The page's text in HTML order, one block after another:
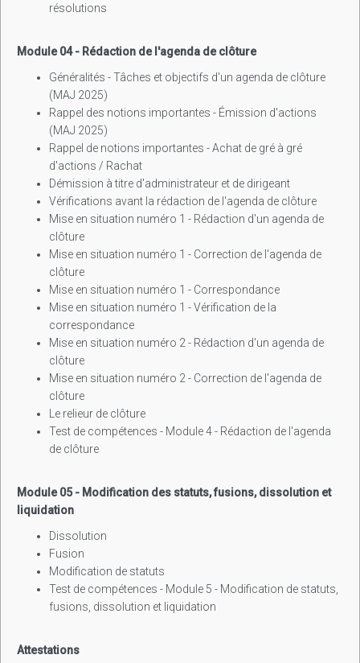
résolutions
Module 04 - Rédaction de l'agenda de clôture
Généralités - Tâches et objectifs d'un agenda de clôture
(MAJ 2025)
Rappel des notions importantes - Émission d'actions
(MAJ 2025)
Rappel de notions importantes - Achat de gré à gré
d'actions / Rachat
Démission à titre d'administrateur et de dirigeant
Vérifications avant la rédaction de l'agenda de clôture
Mise en situation numéro 1 - Rédaction d'un agenda de
clôture
Mise en situation numéro 1 - Correction de l'agenda de
clôture
Mise en situation numéro 1 - Correspondance
Mise en situation numéro 1 - Vérification de la
correspondance
Mise en situation numéro 2 - Rédaction d'un agenda de
clôture
Mise en situation numéro 2 - Correction de l'agenda de
clôture
Le relieur de clôture
Test de compétences - Module 4 - Rédaction de l'agenda
de clôture
Module 05 - Modification des statuts, fusions, dissolution et
liquidation
Dissolution
Fusion
Modification de statuts
Test de compétences - Module 5 - Modification de statuts,
fusions, dissolution et liquidation
Attestations